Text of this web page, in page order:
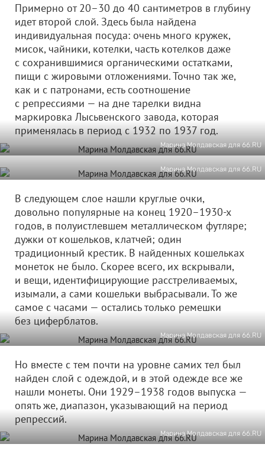
Примерно от 20–30 до 40 сантиметров в глубину
идет второй слой. Здесь была найдена
индивидуальная посуда: очень много кружек,
мисок, чайники, котелки, часть котелков даже
с сохранившимися органическими остатками,
пищи с жировыми отложениями. Точно так же,
как и с патронами, есть соотношение
с репрессиями — на дне тарелки видна
маркировка Лысьвенского завода, которая
применялась в период с 1932 по 1937 год.
Марина Молдавская для 66.RU
Марина Молдавская для 66.RU
В следующем слое нашли круглые очки,
довольно популярные на конец 1920–1930-х
годов, в полуистлевшем металлическом футляре;
дужки от кошельков, клатчей; один
традиционный крестик. В найденных кошельках
монеток не было. Скорее всего, их вскрывали,
и вещи, идентифицирующие расстреливаемых,
изымали, а сами кошельки выбрасывали. То же
самое с часами — остались только ремешки
без циферблатов.
Марина Молдавская для 66.RU
Но вместе с тем почти на уровне самих тел был
найден слой с одеждой, и в этой одежде все же
нашли монеты. Они 1929–1938 годов выпуска —
опять же, диапазон, указывающий на период
репрессий.
Марина Молдавская для 66.RU